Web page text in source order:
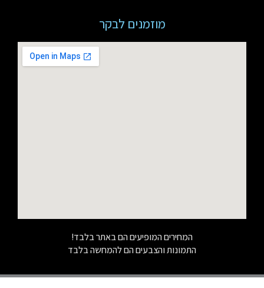
מוזמנים לבקר
המחירים המופיעים הם באתר בלבד!
התמונות והצבעים הם להמחשה בלבד